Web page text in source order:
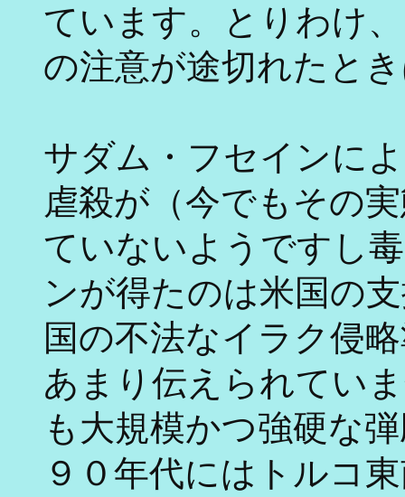
ています。とりわけ
の注意が途切れたと
サダム・フセインに
虐殺が（今でもその
ていないようですし
ンが得たのは米国の
国の不法なイラク侵
あまり伝えられてい
も大規模かつ強硬な
９０年代にはトルコ